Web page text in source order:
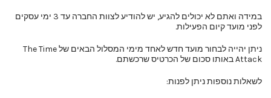
במידה ואתם לא יכולים להגיע, יש להודיע לצוות החברה עד 3 ימי עסקים
לפני מועד קיום הפעילות.
ניתן יהייה לבחור מועד חדש לאחד מימי המסלול הבאים של The Time
Attack באותו סכום של הכרטיס שרכשתם.
לשאלות נוספות ניתן לפנות: